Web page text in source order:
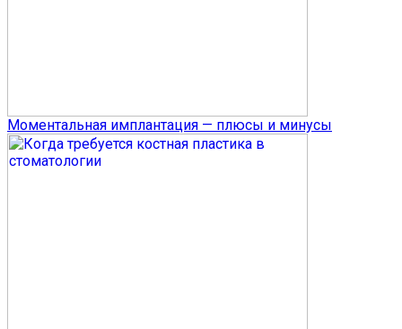
Моментальная имплантация — плюсы и минусы